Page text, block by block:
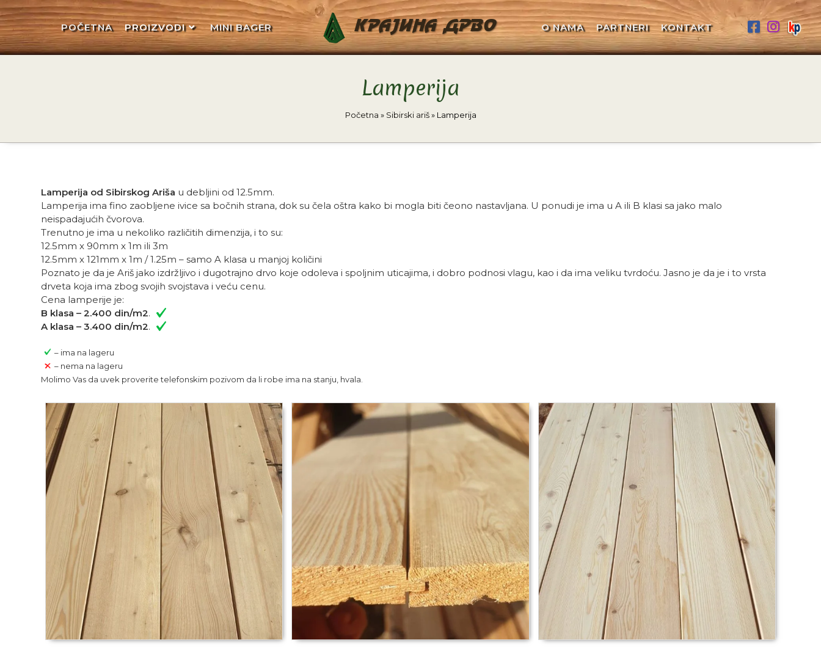
POČETNA PROIZVODI MINI BAGER KRAJINA DRVO O NAMA PARTNERI KONTAKT
Lamperija
Početna » Sibirski ariš» Lamperija
Lamperija od Sibirskog Ariša u debljini od 12.5mm.
Lamperija ima fino zaobljene ivice sa bočnih strana, dok su čela oštra kako bi mogla biti čeono nastavljana. U ponudi je ima u A ili B klasi sa jako malo
neispadajućih čvorova.
Trenutno je ima u nekoliko različitih dimenzija, i to su:
12.5mm x 90mm x 1m ili 3m
12.5mm x 121mm x 1m / 1.25m – samo A klasa u manjoj količini
Poznato je da je Ariš jako izdržljivo i dugotrajno drvo koje odoleva i spoljnim uticajima, i dobro podnosi vlagu, kao i da ima veliku tvrdoću. Jasno je da je i to vrsta
drveta koja ima zbog svojih svojstava i veću cenu.
Cena lamperije je:
B klasa – 2.400 din/m2.
A klasa – 3.400 din/m2.
– ima na lageru
– nema na lageru
Molimo Vas da uvek proverite telefonskim pozivom da li robe ima na stanju, hvala.